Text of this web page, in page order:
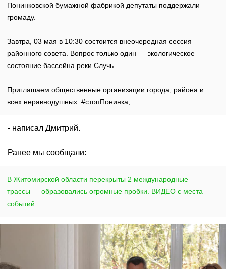
Понинковской бумажной фабрикой депутаты поддержали
громаду.
Завтра, 03 мая в 10:30 состоится внеочередная сессия
районного совета. Вопрос только один — экологическое
состояние бассейна реки Случь.
Приглашаем общественные организации города, района и
всех неравнодушных. #стопПонинка,
- написал Дмитрий.
Ранее мы сообщали:
В Житомирской области перекрыты 2 международные
трассы — образовались огромные пробки. ВИДЕО с места
событий